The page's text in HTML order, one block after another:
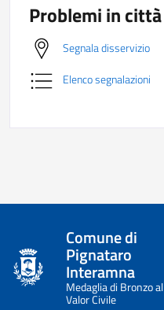
Problemi in città
Segnala disservizio
Elenco segnalazioni
Comune di
Pignataro
Interamna
Medaglia di Bronzo al
Valor Civile